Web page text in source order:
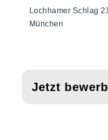
Lochhamer Schlag
München
Jetzt